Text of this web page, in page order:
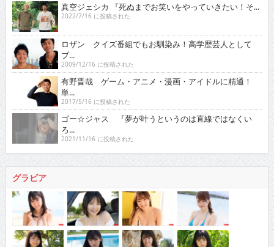
真空ジェシカ 『死ぬまでお笑いをやっていきたい！そ...
2022/7/16 に投稿された
ロザン クイズ番組でもお馴染み！高学歴芸人として
ブ...
2009/12/16 に投稿された
有野晋哉 ゲーム・アニメ・漫画・アイドルに精通！
単...
2017/5/16 に投稿された
ゴー☆ジャス 『夢が叶うというのは直線ではなくい
ろ...
2021/11/16 に投稿された
グラビア